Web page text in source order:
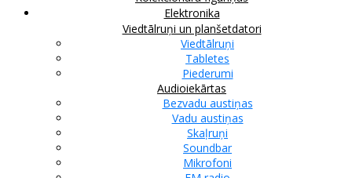
Elektronika
Viedtālruņi un planšetdatori
Viedtālruņi
Tabletes
Piederumi
Audioiekārtas
Bezvadu austiņas
Vadu austiņas
Skaļruņi
Soundbar
Mikrofoni